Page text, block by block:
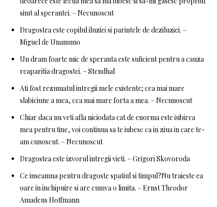
simt al sperantei. – Necunoscut
Dragostea este copilul iluziei si parintele de deziluziei. –
Miguel de Unamuno
Un dram foarte mic de speranta este suficient pentru a cauza
reaparitia dragostei. – Stendhal
Ati fost rezumatul intregii mele existente; cea mai mare
slabiciune a mea, cea mai mare forta a mea. – Necunoscut
Chiar daca nu veti afla niciodata cat de enorma este iubirea
mea pentru tine, voi continua sa te iubesc ca in ziua in care te-
am cunoscut. – Necunoscut
Dragostea este izvorul intregii vieti. – Grigori Skovoroda
Ce inseamna pentru dragoste spatiul si timpul?Nu traieste ea
oare in inchipuire si are cumva o limita. – Ernst Theodor
Amadeus Hoffmann